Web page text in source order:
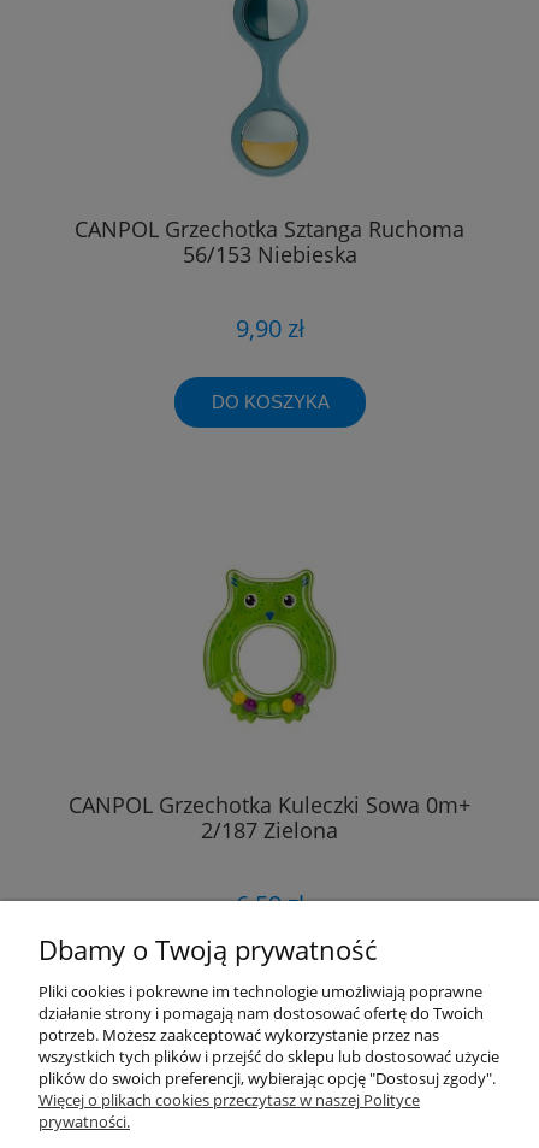
CANPOL Grzechotka Sztanga Ruchoma
56/153 Niebieska
9,90 zł
DO KOSZYKA
CANPOL Grzechotka Kuleczki Sowa 0m+
2/187 Zielona
6,59 zł
« 1 2 »
Dbamy o Twoją prywatność
Pliki cookies i pokrewne im technologie umożliwiają poprawne
działanie strony i pomagają nam dostosować ofertę do Twoich
potrzeb. Możesz zaakceptować wykorzystanie przez nas
wszystkich tych plików i przejść do sklepu lub dostosować użycie
plików do swoich preferencji, wybierając opcję "Dostosuj zgody".
Więcej o plikach cookies przeczytasz w naszej Polityce
prywatności.